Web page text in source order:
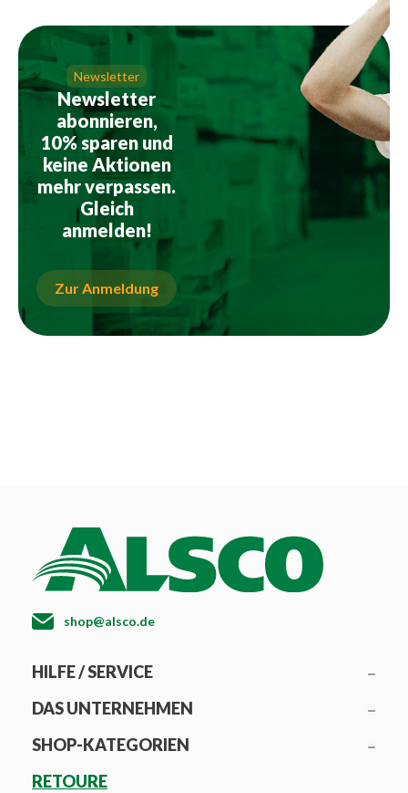
Newsletter
Newsletter
abonnieren,
10% sparen und
keine Aktionen
mehr verpassen.
Gleich
anmelden!
Zur Anmeldung
shop@alsco.de
HILFE / SERVICE
DAS UNTERNEHMEN
SHOP-KATEGORIEN
RETOURE